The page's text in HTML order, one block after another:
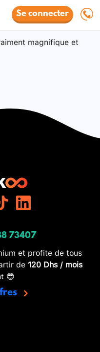
Se connecter
magnifique et
73407
et profite de tous
de 120 Dhs / mois
😎